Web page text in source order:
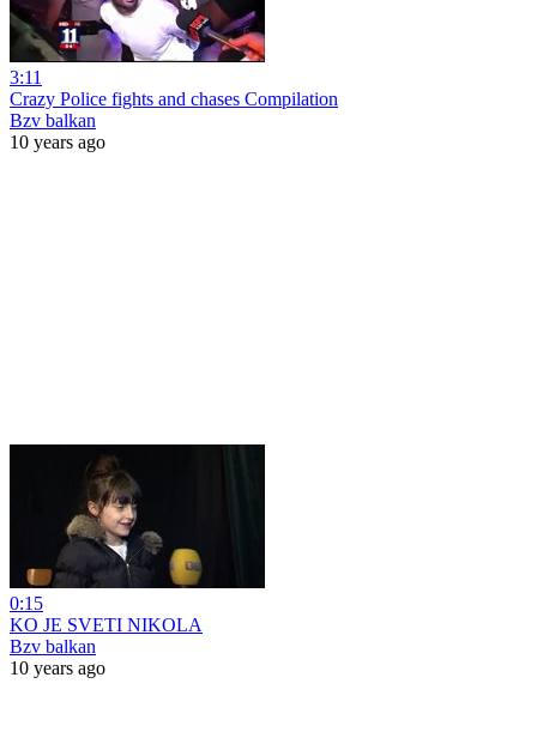
3:11
Crazy Police fights and chases Compilation
Bzv balkan
10 years ago
0:15
KO JE SVETI NIKOLA
Bzv balkan
10 years ago